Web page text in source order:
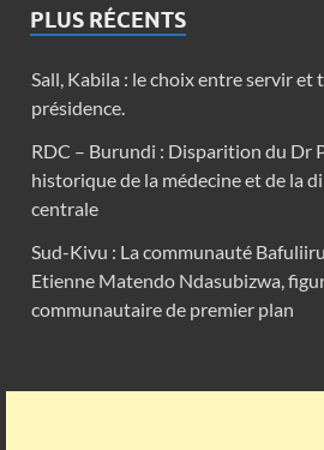
PLUS RÉCENTS
Sall, Kabila : le choix entre servir et
présidence.
RDC – Burundi : Disparition du Dr
historique de la médecine et de la
centrale
Sud-Kivu : La communauté
Etienne Matendo Ndasubizwa,
communautaire de premier plan